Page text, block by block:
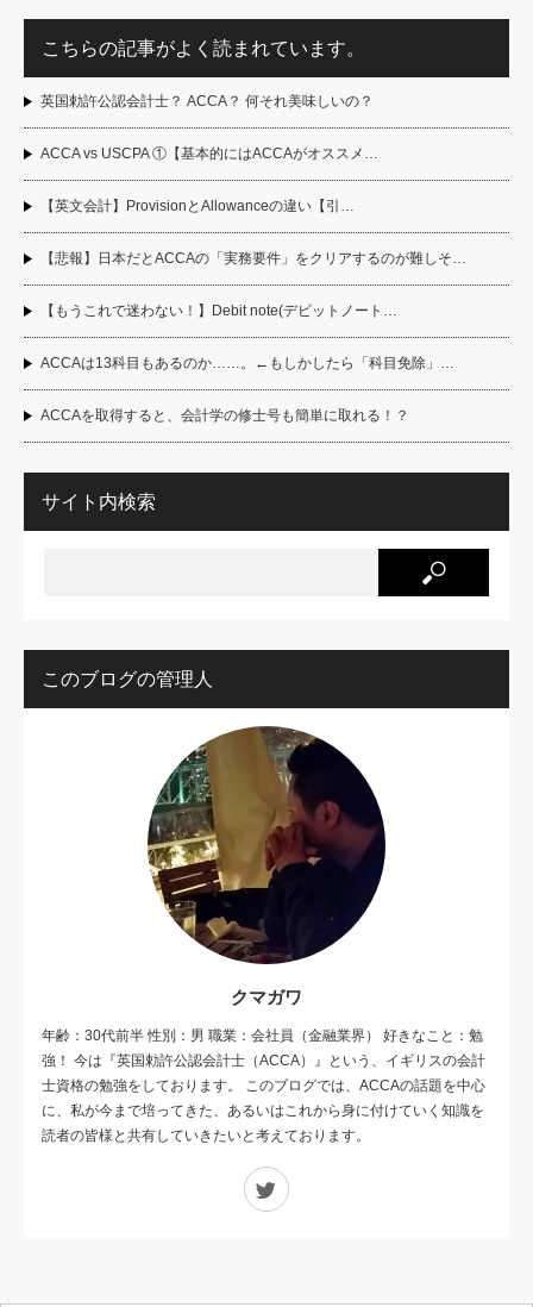
こちらの記事がよく読まれています。
英国勅許公認会計士？ ACCA？ 何それ美味しいの？
ACCA vs USCPA ①【基本的にはACCAがオススメ…
【英文会計】ProvisionとAllowanceの違い【引…
【悲報】日本だとACCAの「実務要件」をクリアするのが難しそ…
【もうこれで迷わない！】Debit note(デビットノート…
ACCAは13科目もあるのか……。←もしかしたら「科目免除」…
ACCAを取得すると、会計学の修士号も簡単に取れる！？
サイト内検索
このブログの管理人
クマガワ
年齢：30代前半 性別：男 職業：会社員（金融業界） 好きなこと：勉
強！ 今は『英国勅許公認会計士（ACCA）』という、イギリスの会計
士資格の勉強をしております。 このブログでは、ACCAの話題を中心
に、私が今まで培ってきた、あるいはこれから身に付けていく知識を
読者の皆様と共有していきたいと考えております。